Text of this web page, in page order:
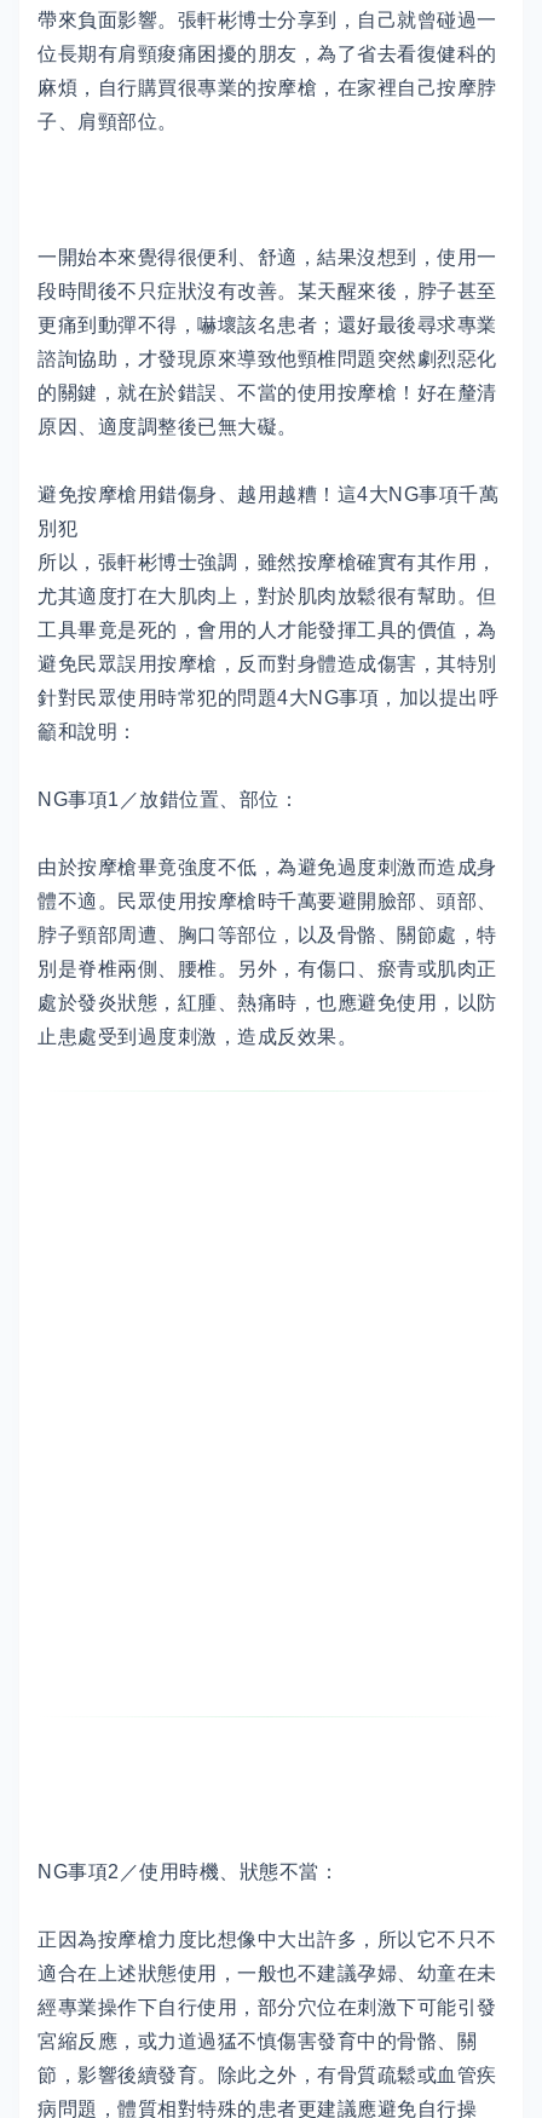
帶來負面影響。張軒彬博士分享到，自己就曾碰過一
位長期有肩頸痠痛困擾的朋友，為了省去看復健科的
麻煩，自行購買很專業的按摩槍，在家裡自己按摩脖
子、肩頸部位。
一開始本來覺得很便利、舒適，結果沒想到，使用一
段時間後不只症狀沒有改善。某天醒來後，脖子甚至
更痛到動彈不得，嚇壞該名患者；還好最後尋求專業
諮詢協助，才發現原來導致他頸椎問題突然劇烈惡化
的關鍵，就在於錯誤、不當的使用按摩槍！好在釐清
原因、適度調整後已無大礙。
避免按摩槍用錯傷身、越用越糟！這4大NG事項千萬
別犯
所以，張軒彬博士強調，雖然按摩槍確實有其作用，
尤其適度打在大肌肉上，對於肌肉放鬆很有幫助。但
工具畢竟是死的，會用的人才能發揮工具的價值，為
避免民眾誤用按摩槍，反而對身體造成傷害，其特別
針對民眾使用時常犯的問題4大NG事項，加以提出呼
籲和說明：
NG事項1／放錯位置、部位：
由於按摩槍畢竟強度不低，為避免過度刺激而造成身
體不適。民眾使用按摩槍時千萬要避開臉部、頭部、
脖子頸部周遭、胸口等部位，以及骨骼、關節處，特
別是脊椎兩側、腰椎。另外，有傷口、瘀青或肌肉正
處於發炎狀態，紅腫、熱痛時，也應避免使用，以防
止患處受到過度刺激，造成反效果。
NG事項2／使用時機、狀態不當：
正因為按摩槍力度比想像中大出許多，所以它不只不
適合在上述狀態使用，一般也不建議孕婦、幼童在未
經專業操作下自行使用，部分穴位在刺激下可能引發
宮縮反應，或力道過猛不慎傷害發育中的骨骼、關
節，影響後續發育。除此之外，有骨質疏鬆或血管疾
病問題，體質相對特殊的患者更建議應避免自行操